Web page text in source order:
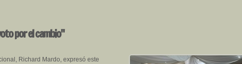
por el cambio"
Richard Mardo, expresó este